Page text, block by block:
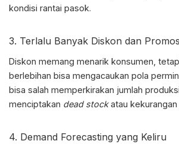
kondisi rantai pasok.
3. Terlalu Banyak Diskon dan
Diskon memang menarik konsumen,
berlebihan bisa mengacaukan pola
bisa salah memperkirakan jumlah
menciptakan dead stockatau kekurangan
4. Demand Forecasting yang Keliru